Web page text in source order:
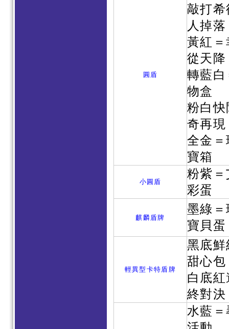
圓盾
敲打
人掉落
黃紅
從天降
轉藍
物盒
粉白
奇再現
全金
寶箱
小圓盾
粉紫
彩蛋
麒麟盾牌
墨綠
寶貝蛋
輕異型卡特盾牌
黑底
甜心包
白底
終對決
水藍